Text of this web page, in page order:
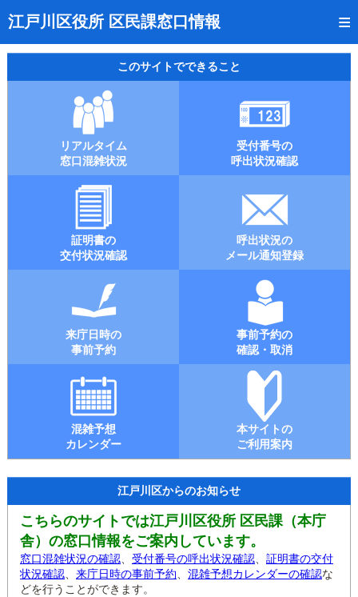
江戸川区役所 区民課窓口情報
トップページ
リアルタイム窓口混雑状況
受付番号の呼出状況確認
証明書の交付状況確認
呼出状況のメール通知登録
来庁日時の事前予約
事前予約の確認・取消
混雑予想カレンダー
本サイトのご利用案内
このサイトでできること
リアルタイム
窓口混雑状況
受付番号の
呼出状況確認
証明書の
交付状況確認
呼出状況の
メール通知登録
来庁日時の
事前予約
事前予約の
確認・取消
混雑予想
カレンダー
本サイトの
ご利用案内
江戸川区からのお知らせ
こちらのサイトでは江戸川区役所 区民課（本庁
舎）の窓口情報をご案内しています。
窓口混雑状況の確認 受付番号の呼出状況確認
証明書の交付
状況確認
来庁日時の事前予約 混雑予想カレンダーの確認な
どを行うことができます。